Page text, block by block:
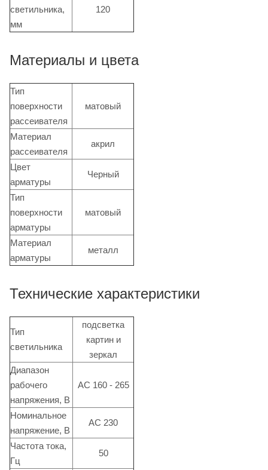
светильника,
мм
120
Материалы и цвета
Тип
поверхности
рассеивателя
матовый
Материал
рассеивателя
акрил
Цвет
арматуры
Черный
Тип
поверхности
арматуры
матовый
Материал
арматуры
металл
Технические характеристики
Тип
светильника
подсветка
картин и
зеркал
Диапазон
рабочего
напряжения, В
АС 160 - 265
Номинальное
напряжение, В
АС 230
Частота тока,
Гц
50